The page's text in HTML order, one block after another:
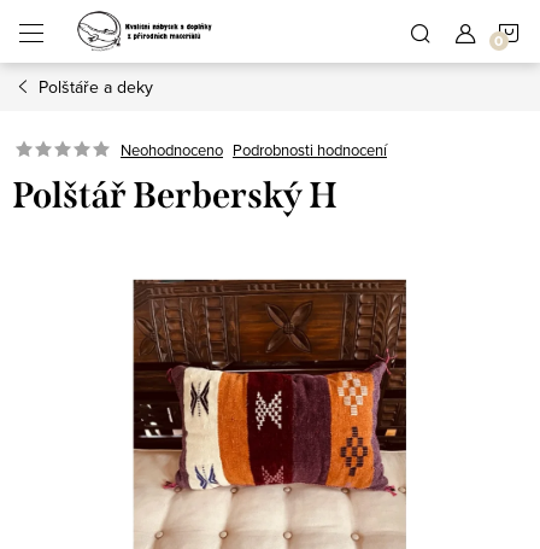
obsah
Polštáře a deky
Neohodnoceno Podrobnosti hodnocení
Polštář Berberský H